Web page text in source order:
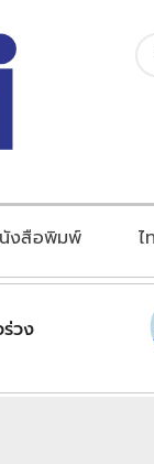
งสือพิมพ์ ไ
วง